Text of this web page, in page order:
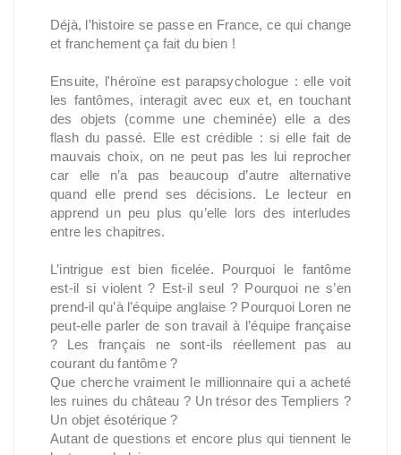
Déjà, l’histoire se passe en France, ce qui change
et franchement ça fait du bien !
Ensuite, l'héroïne est parapsychologue : elle voit
les fantômes, interagit avec eux et, en touchant
des objets (comme une cheminée) elle a des
flash du passé. Elle est crédible : si elle fait de
mauvais choix, on ne peut pas les lui reprocher
car elle n’a pas beaucoup d’autre alternative
quand elle prend ses décisions. Le lecteur en
apprend un peu plus qu’elle lors des interludes
entre les chapitres.
L’intrigue est bien ficelée. Pourquoi le fantôme
est-il si violent ? Est-il seul ? Pourquoi ne s’en
prend-il qu’à l’équipe anglaise ? Pourquoi Loren ne
peut-elle parler de son travail à l’équipe française
? Les français ne sont-ils réellement pas au
courant du fantôme ?
Que cherche vraiment le millionnaire qui a acheté
les ruines du château ? Un trésor des Templiers ?
Un objet ésotérique ?
Autant de questions et encore plus qui tiennent le